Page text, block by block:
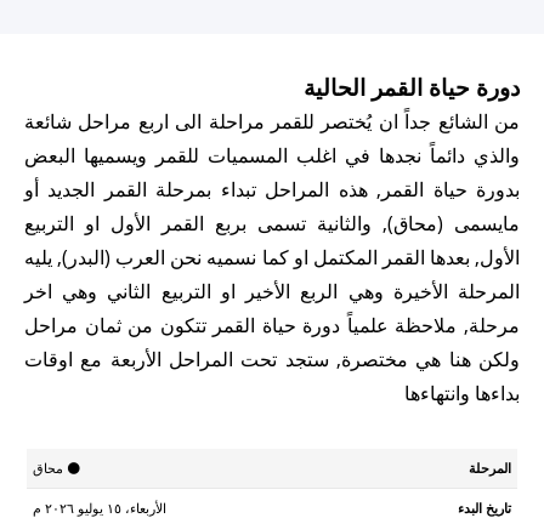
دورة حياة القمر الحالية
من الشائع جداً ان يُختصر للقمر مراحلة الى اربع مراحل شائعة
والذي دائماً نجدها في اغلب المسميات للقمر ويسميها البعض
بدورة حياة القمر, هذه المراحل تبداء بمرحلة القمر الجديد أو
مايسمى (محاق), والثانية تسمى بربع القمر الأول او التربيع
الأول, بعدها القمر المكتمل او كما نسميه نحن العرب (البدر), يليه
المرحلة الأخيرة وهي الربع الأخير او التربيع الثاني وهي اخر
مرحلة, ملاحظة علمياً دورة حياة القمر تتكون من ثمان مراحل
ولكن هنا هي مختصرة, ستجد تحت المراحل الأربعة مع اوقات
بداءها وانتهاءها
🌑 محاق
الأربعاء، ١٥ يوليو ٢٠٢٦ م